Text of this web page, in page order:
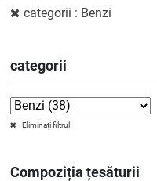
categorii : Benzi
categorii
Eliminați filtrul
Compoziția țesăturii